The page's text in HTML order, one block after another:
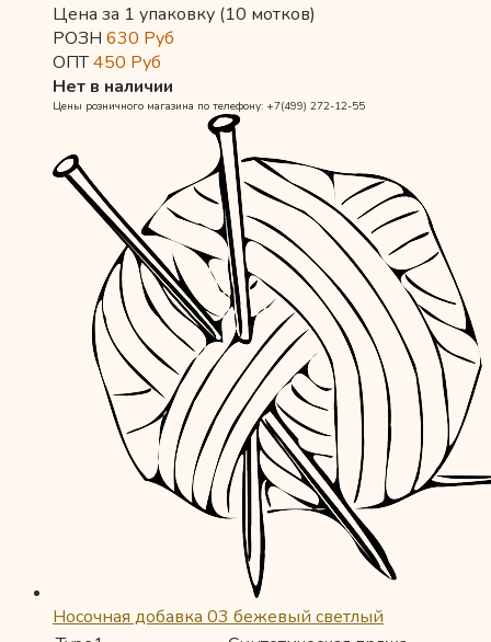
Цена за 1 упаковку (10 мотков)
РОЗН 630 Руб
ОПТ450 Руб
Нет в наличии
Цены розничного магазина по телефону: +7(499) 272-12-55
Носочная добавка 03 бежевый светлый